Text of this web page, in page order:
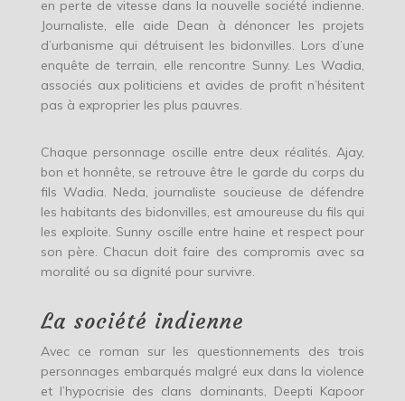
en perte de vitesse dans la nouvelle société indienne.
Journaliste, elle aide Dean à dénoncer les projets
d’urbanisme qui détruisent les bidonvilles. Lors d’une
enquête de terrain, elle rencontre Sunny. Les Wadia,
associés aux politiciens et avides de profit n’hésitent
pas à exproprier les plus pauvres.
Chaque personnage oscille entre deux réalités. Ajay,
bon et honnête, se retrouve être le garde du corps du
fils Wadia. Neda, journaliste soucieuse de défendre
les habitants des bidonvilles, est amoureuse du fils qui
les exploite. Sunny oscille entre haine et respect pour
son père. Chacun doit faire des compromis avec sa
moralité ou sa dignité pour survivre.
La société indienne
Avec ce roman sur les questionnements des trois
personnages embarqués malgré eux dans la violence
et l’hypocrisie des clans dominants, Deepti Kapoor